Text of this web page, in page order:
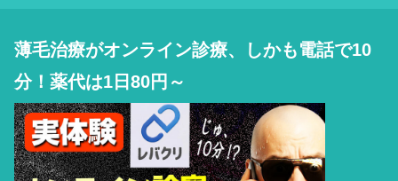
薄毛治療がオンライン診療、しかも電話で10
分！薬代は1日80円～